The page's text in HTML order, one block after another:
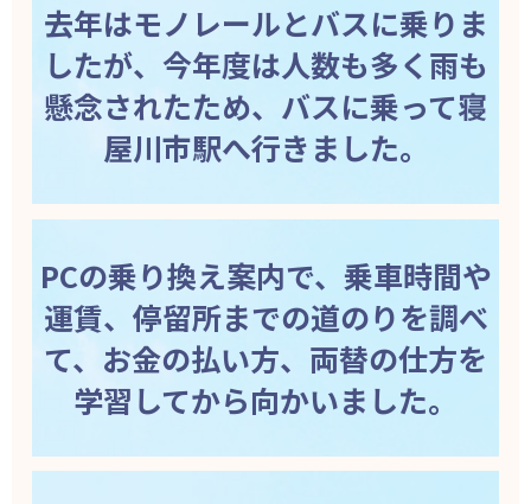
去年はモノレールとバスに乗りま
したが、今年度は人数も多く雨も
懸念されたため、バスに乗って寝
屋川市駅へ行きました。
PCの乗り換え案内で、乗車時間や
運賃、停留所までの道のりを調べ
て、お金の払い方、両替の仕方を
学習してから向かいました。